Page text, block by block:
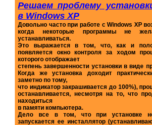
Решаем проблему
в Windows XP
Довольно часто при работе с Windows XP
когда некоторые программы не
устанавливаться.
Это выражается в том, что, как и
появляется окно контроля за ходом
которого отображает
степень завершенности установки в виде
Когда же установка доходит
заметно по тому,
что индикатор закрашивается до 100%),
останавливается, несмотря на то, что
находиться
в памяти компьютера.
Дело все в том, что при установке
запускается ее инсталлятор